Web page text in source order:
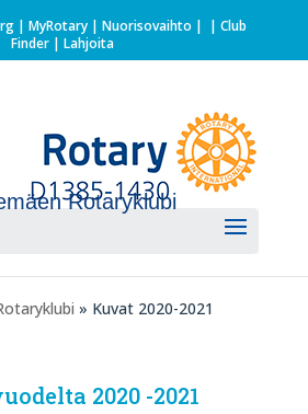
| MyRotary | Nuorisovaihto | | Club
Finder| Lahjoita
Rotaryklubi
» Kuvat 2020-2021
2020 -2021